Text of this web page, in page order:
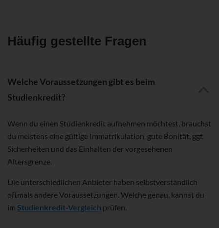
Häufig gestellte Fragen
Welche Voraussetzungen gibt es beim
Studienkredit?
Wenn du einen Studienkredit aufnehmen möchtest, brauchst
du meistens eine gültige Immatrikulation, gute Bonität, ggf.
Sicherheiten und das Einhalten der vorgesehenen
Altersgrenze.
Die unterschiedlichen Anbieter haben selbstverständlich
oftmals andere Voraussetzungen. Welche genau, kannst du
im Studienkredit-Vergleich prüfen.